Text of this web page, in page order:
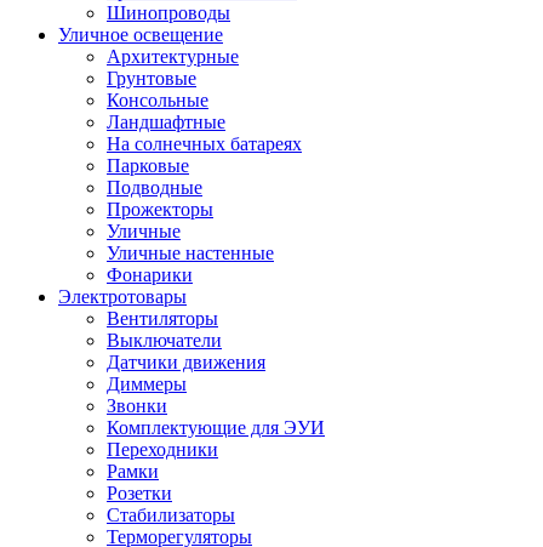
Шинопроводы
Уличное освещение
Архитектурные
Грунтовые
Консольные
Ландшафтные
На солнечных батареях
Парковые
Подводные
Прожекторы
Уличные
Уличные настенные
Фонарики
Электротовары
Вентиляторы
Выключатели
Датчики движения
Диммеры
Звонки
Комплектующие для ЭУИ
Переходники
Рамки
Розетки
Стабилизаторы
Терморегуляторы